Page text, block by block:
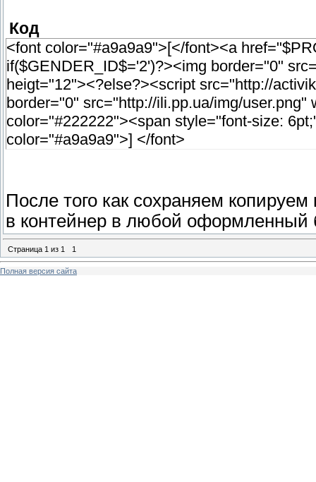
Код
<font color="#a9a9a9">[</font><a
if($GENDER_ID$='2')?><img border="0"
heigt="12"><?else?><script src="http://
border="0" src="http://ili.pp.ua/img/
color="#222222"><span style="font-size:
color="#a9a9a9">] </font>
После того как сохраняем
в контейнер в любой оформленный
Страница 1 из 1 1
Полная версия сайта